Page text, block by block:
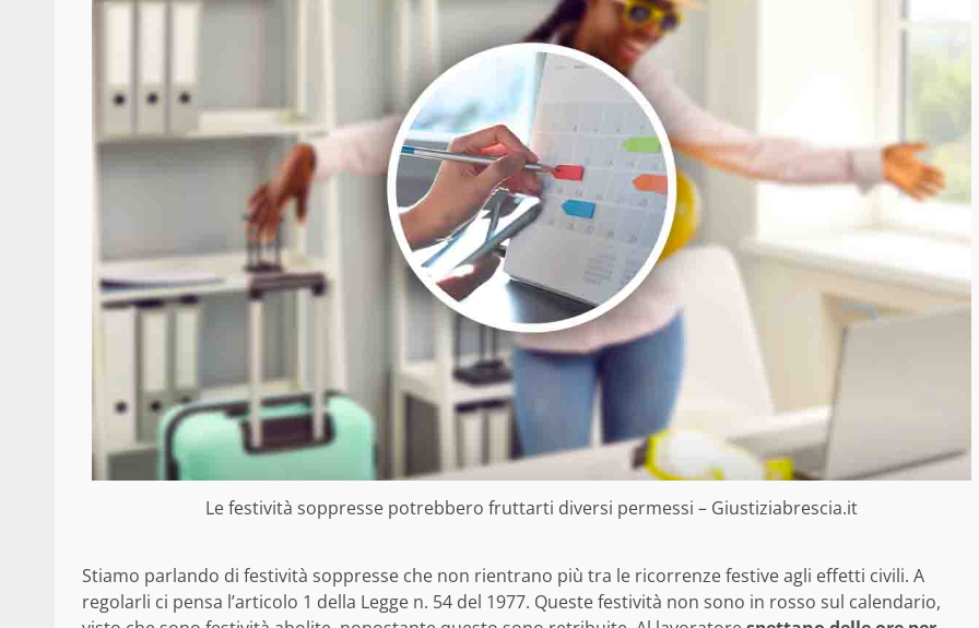
Le festività soppresse potrebbero fruttarti diversi permessi – Giustiziabrescia.it
Stiamo parlando di festività soppresse che non rientrano più tra le ricorrenze festive agli effetti civili. A
regolarli ci pensa l’articolo 1 della Legge n. 54 del 1977. Queste festività non sono in rosso sul calendario,